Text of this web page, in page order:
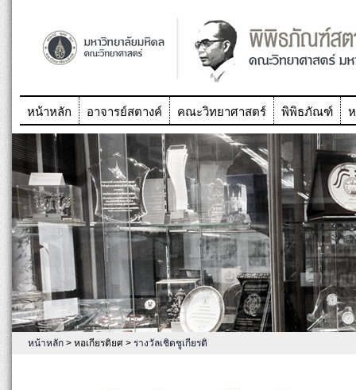
หน้าหลัก อาจารย์สตางค์ คณะวิทยาศาสตร์ พิพิธภัณฑ์
หน้าหลัก > หอเกียรติยศ > รางวัลเชิดชูเกียรติ